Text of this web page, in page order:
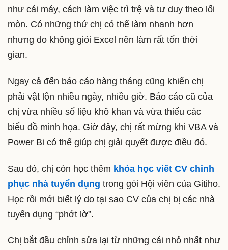
như cái máy, cách làm việc trì trệ và tư duy theo lối
mòn. Có những thứ chị có thể làm nhanh hơn
nhưng do không giỏi Excel nên làm rất tốn thời
gian.
Ngay cả đến báo cáo hàng tháng cũng khiến chị
phải vật lộn nhiều ngày, nhiều giờ. Báo cáo cũ của
chị vừa nhiều số liệu khô khan và vừa thiếu các
biểu đồ minh họa. Giờ đây, chị rất mừng khi VBA và
Power Bi có thể giúp chị giải quyết được điều đó.
Sau đó, chị còn học thêm khóa học viết CV chinh
phục nhà tuyển dụng trong gói Hội viên của Gitiho.
Học rồi mới biết lý do tại sao CV của chị bị các nhà
tuyển dụng “phớt lờ”.
Chị bắt đầu chỉnh sửa lại từ những cái nhỏ nhất như